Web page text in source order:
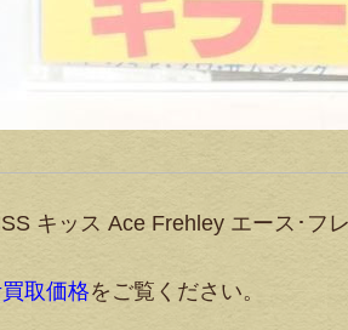
キッス Ace Frehley エース･フ
取価格をご覧ください。